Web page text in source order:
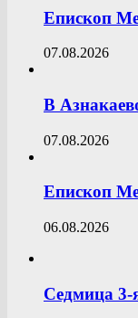
Епископ
07.08.2026
В
07.08.2026
Епископ
06.08.2026
Седмица 3-